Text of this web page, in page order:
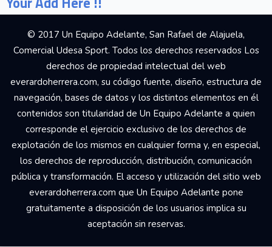
© 2017 Un Equipo Adelante, San Rafael de Alajuela,
Comercial Udesa Sport. Todos los derechos reservados Los
derechos de propiedad intelectual del web
everardoherrera.com, su código fuente, diseño, estructura de
navegación, bases de datos y los distintos elementos en él
contenidos son titularidad de Un Equipo Adelante a quien
corresponde el ejercicio exclusivo de los derechos de
explotación de los mismos en cualquier forma y, en especial,
los derechos de reproducción, distribución, comunicación
pública y transformación. El acceso y utilización del sitio web
everardoherrera.com que Un Equipo Adelante pone
gratuitamente a disposición de los usuarios implica su
aceptación sin reservas.